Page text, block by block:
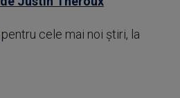
pentru cele mai noi știri, la